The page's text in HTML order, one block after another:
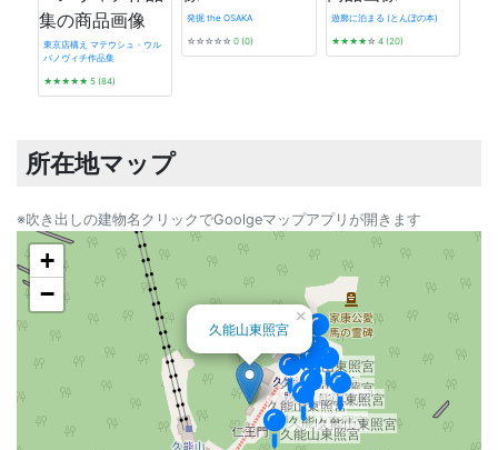
東京店構え マテウシュ・ウル
バノヴィチ作品集
★★★★★ 5 (84)
発掘 the OSAKA
☆☆☆☆☆ 0 (0)
遊廓に泊まる (とんぼの本)
★★★★☆ 4 (20)
所在地マップ
※吹き出しの建物名クリックでGoolgeマップアプリが開きます
久能山東照宮
久能山東照宮
久能山東照宮
久能山東照宮
久能山東照宮
久能山東照宮
久能山東照宮
久能山東照宮
久能山東照宮
久能山東照宮
×
+
−